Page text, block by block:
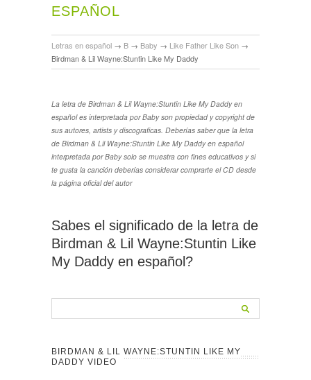
ESPAÑOL
Letras en español → B → Baby → Like Father Like Son →
Birdman & Lil Wayne:Stuntin Like My Daddy
La letra de Birdman & Lil Wayne:Stuntin Like My Daddy en
español es interpretada por Baby son propiedad y copyright de
sus autores, artists y discograficas. Deberías saber que la letra
de Birdman & Lil Wayne:Stuntin Like My Daddy en español
interpretada por Baby solo se muestra con fines educativos y si
te gusta la canción deberías considerar comprarte el CD desde
la página oficial del autor
Sabes el significado de la letra de
Birdman & Lil Wayne:Stuntin Like
My Daddy en español?
BIRDMAN & LIL WAYNE:STUNTIN LIKE MY
DADDY VIDEO